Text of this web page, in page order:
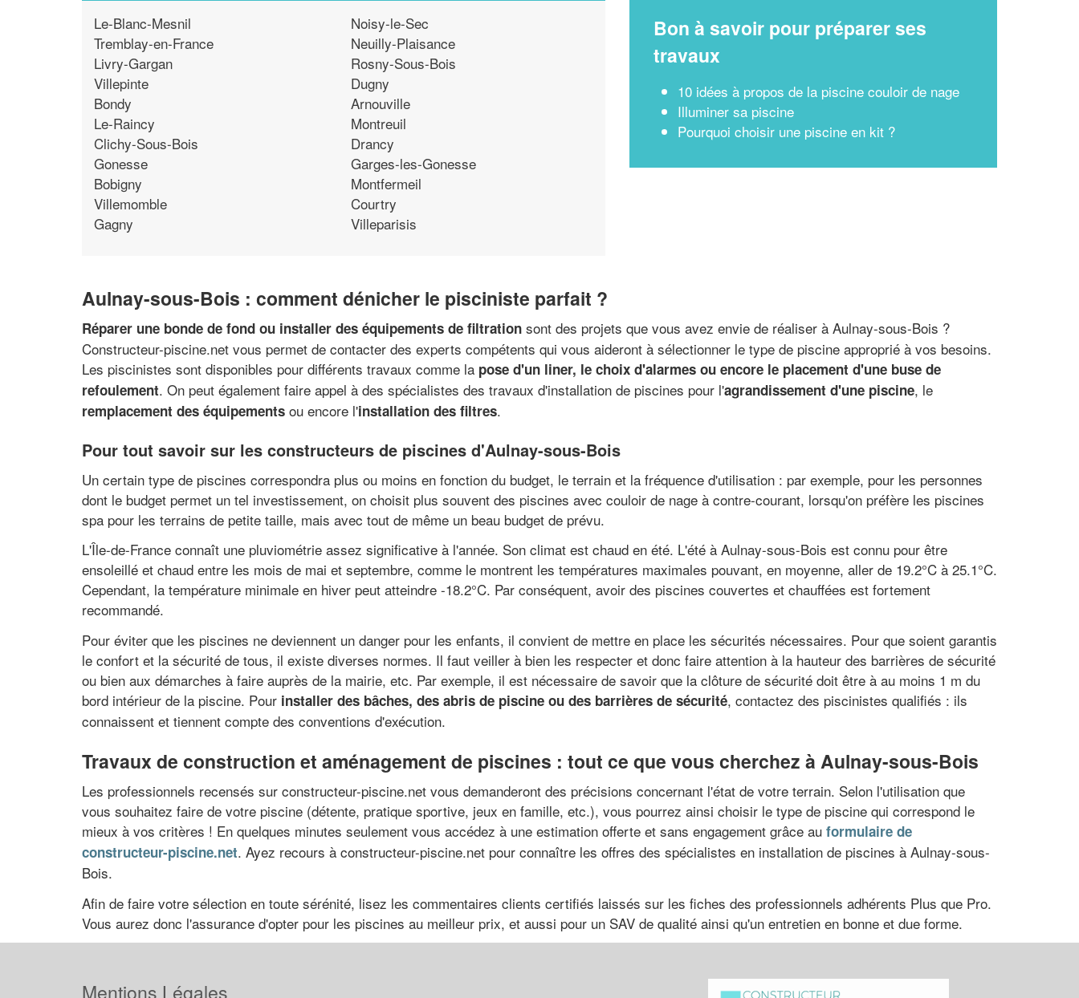
Le-Blanc-Mesnil
Tremblay-en-France
Livry-Gargan
Villepinte
Bondy
Le-Raincy
Clichy-Sous-Bois
Gonesse
Bobigny
Villemomble
Gagny
Noisy-le-Sec
Neuilly-Plaisance
Rosny-Sous-Bois
Dugny
Arnouville
Montreuil
Drancy
Garges-les-Gonesse
Montfermeil
Courtry
Villeparisis
Bon à savoir pour préparer ses
travaux
10 idées à propos de la piscine couloir de nage
Illuminer sa piscine
Pourquoi choisir une piscine en kit ?
Aulnay-sous-Bois : comment dénicher le pisciniste parfait ?
Réparer une bonde de fond ou installer des équipements de filtration sont des projets que vous avez envie de réaliser à Aulnay-sous-Bois ?
Constructeur-piscine.net vous permet de contacter des experts compétents qui vous aideront à sélectionner le type de piscine approprié à vos besoins.
Les piscinistes sont disponibles pour différents travaux comme la pose d'un liner, le choix d'alarmes ou encore le placement d'une buse de
refoulement. On peut également faire appel à des spécialistes des travaux d'installation de piscines pour l'agrandissement d'une piscine, le
remplacement des équipements ou encore l'installation des filtres.
Pour tout savoir sur les constructeurs de piscines d'Aulnay-sous-Bois
Un certain type de piscines correspondra plus ou moins en fonction du budget, le terrain et la fréquence d'utilisation : par exemple, pour les personnes
dont le budget permet un tel investissement, on choisit plus souvent des piscines avec couloir de nage à contre-courant, lorsqu'on préfère les piscines
spa pour les terrains de petite taille, mais avec tout de même un beau budget de prévu.
L'Île-de-France connaît une pluviométrie assez significative à l'année. Son climat est chaud en été. L'été à Aulnay-sous-Bois est connu pour être
ensoleillé et chaud entre les mois de mai et septembre, comme le montrent les températures maximales pouvant, en moyenne, aller de 19.2°C à 25.1°C.
Cependant, la température minimale en hiver peut atteindre -18.2°C. Par conséquent, avoir des piscines couvertes et chauffées est fortement
recommandé.
Pour éviter que les piscines ne deviennent un danger pour les enfants, il convient de mettre en place les sécurités nécessaires. Pour que soient garantis
le confort et la sécurité de tous, il existe diverses normes. Il faut veiller à bien les respecter et donc faire attention à la hauteur des barrières de sécurité
ou bien aux démarches à faire auprès de la mairie, etc. Par exemple, il est nécessaire de savoir que la clôture de sécurité doit être à au moins 1 m du
bord intérieur de la piscine. Pour installer des bâches, des abris de piscine ou des barrières de sécurité, contactez des piscinistes qualifiés : ils
connaissent et tiennent compte des conventions d'exécution.
Travaux de construction et aménagement de piscines : tout ce que vous cherchez à Aulnay-sous-Bois
Les professionnels recensés sur constructeur-piscine.net vous demanderont des précisions concernant l'état de votre terrain. Selon l'utilisation que
vous souhaitez faire de votre piscine (détente, pratique sportive, jeux en famille, etc.), vous pourrez ainsi choisir le type de piscine qui correspond le
mieux à vos critères ! En quelques minutes seulement vous accédez à une estimation offerte et sans engagement grâce au formulaire de
constructeur-piscine.net. Ayez recours à constructeur-piscine.net pour connaître les offres des spécialistes en installation de piscines à Aulnay-sous-
Bois.
Afin de faire votre sélection en toute sérénité, lisez les commentaires clients certifiés laissés sur les fiches des professionnels adhérents Plus que Pro.
Vous aurez donc l'assurance d'opter pour les piscines au meilleur prix, et aussi pour un SAV de qualité ainsi qu'un entretien en bonne et due forme.
Mentions Légales